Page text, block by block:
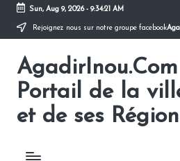
Skip
content
Sun, Aug 9, 2026- 9:34:21 AM
Rejoignez nous sur notre groupe facebook
Portail de la
et de ses
Toute
l'actualité
ville
en